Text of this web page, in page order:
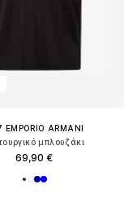
EMPORIO ARMANI
μπλουζάκι
69,90 €